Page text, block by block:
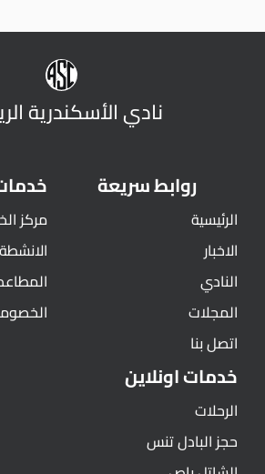
نادي الأسكندرية
روابط سريعة
الرئيسية
الاخبار
النادي
المجلات
اتصل بنا
مركز
الانشطة
خدمات اونلاين
الرحلات
حجز البادل تنس